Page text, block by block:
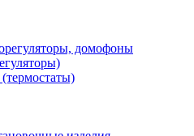
домофоны